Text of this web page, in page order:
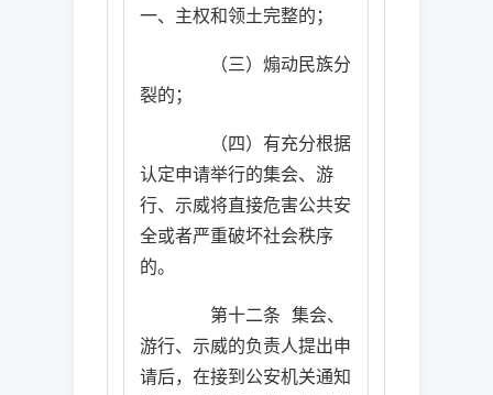
一、主权和领土完整的；
（三）煽动民族分
裂的；
（四）有充分根据
认定申请举行的集会、游
行、示威将直接危害公共安
全或者严重破坏社会秩序
的。
第十二条 集会、
游行、示威的负责人提出申
请后，在接到公安机关通知